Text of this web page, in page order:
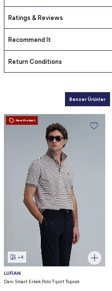
Ratings & Reviews
Recommend It
Return Conditions
Benzer Ürünler
New Product
+4
LUFIAN
Danı Smart Erkek Polo Tişört Toprak